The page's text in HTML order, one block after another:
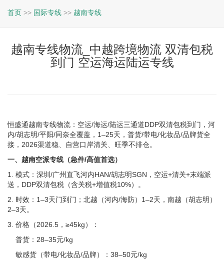
首页 >> 国际专线 >> 越南专线
越南专线物流_中越跨境物流 双清包税
到门 空运海运陆运专线
恒盛通越南专线物流：空运/海运/陆运三通道DDP双清包税到门，河
内/胡志明/平阳/同奈全覆盖，1–25天，普货/带电/化妆品/品牌货全
接，2026渠道稳、自营口岸清关、旺季不排仓。
一、越南空派专线（急件/高值首选）
1. 模式：深圳/广州直飞河内HAN/胡志明SGN，空运+清关+末端派
送，DDP双清包税（含关税+增值税10%）。
2. 时效：1–3天门到门；北越（河内/海防）1–2天，南越（胡志明）
2–3天。
3. 价格（2026.5，≥45kg）：
普货：28–35元/kg
敏感货（带电/化妆品/品牌）：38–50元/kg